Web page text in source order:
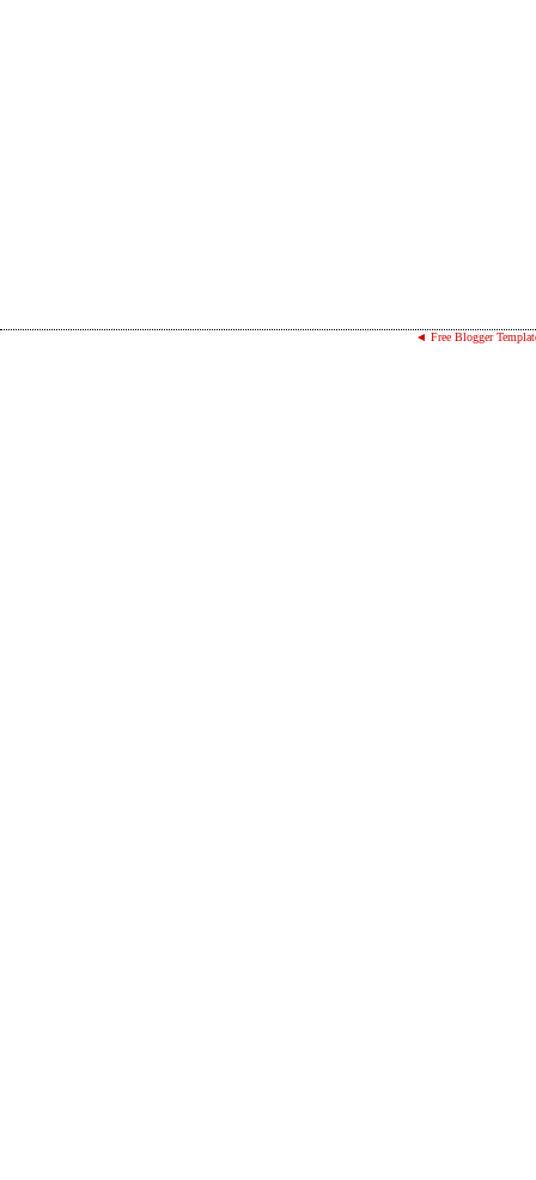
◄ Free Blogger